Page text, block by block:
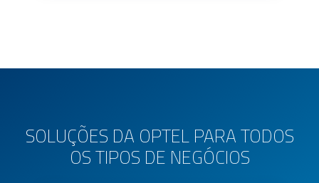
SOLUÇÕES DA OPTEL PARA TODOS
OS TIPOS DE NEGÓCIOS